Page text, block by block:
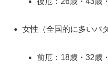
女性（全国的に多いパ
前厄：18歳・32歳